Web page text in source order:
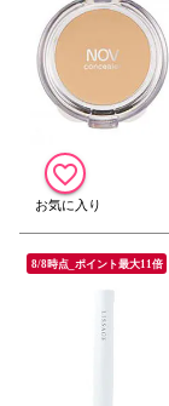
8/8時点_ポイント最大11倍